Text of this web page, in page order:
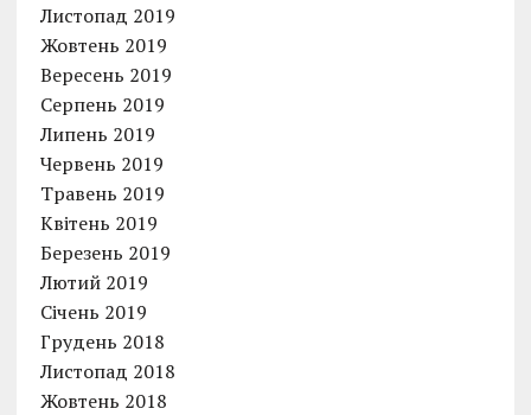
Листопад 2019
Жовтень 2019
Вересень 2019
Серпень 2019
Липень 2019
Червень 2019
Травень 2019
Квітень 2019
Березень 2019
Лютий 2019
Січень 2019
Грудень 2018
Листопад 2018
Жовтень 2018